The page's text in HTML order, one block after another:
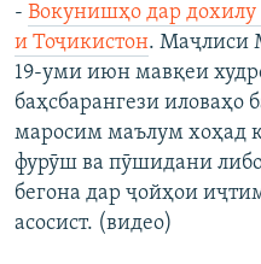
- Вокунишҳо дар
и Тоҷикистон. Маҷлиси
19-уми июн мавқеи
баҳсбарангези
маросим маълум хоҳад
фурӯш ва пӯшидани
бегона дар ҷойҳои
асосист. (видео)